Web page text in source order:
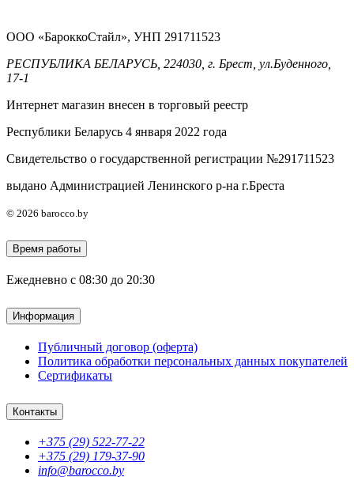
ООО «БароккоСтайл», УНП 291711523
РЕСПУБЛИКА БЕЛАРУСЬ, 224030, г. Брест, ул.Буденного,
17-1
Интернет магазин внесен в торговый реестр
Республики Беларусь 4 января 2022 года
Свидетельство о государственной регистрации №291711523
выдано Администрацией Ленинского р-на г.Бреста
© 2026 barocco.by
Время работы
Ежедневно с 08:30 до 20:30
Информация
Публичный договор (оферта)
Политика обработки персональных данных покупателей
Сертификаты
Контакты
+375 (29) 522-77-22
+375 (29) 179-37-90
info@barocco.by